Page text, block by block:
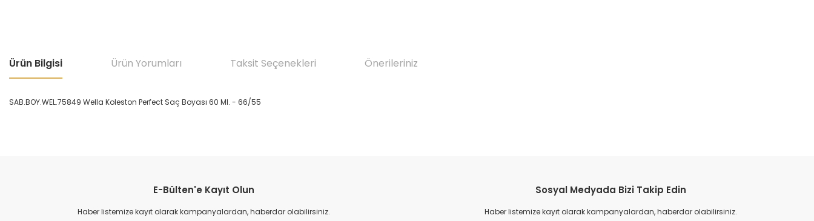
Ürün Bilgisi Ürün Yorumları Taksit Seçenekleri Önerileriniz
SAB.BOY.WEL.75849 Wella Koleston Perfect Saç Boyası 60 Ml. - 66/55
Ürün resmi kalitesiz, bozuk veya görüntülenemiyor.
Ürün açıklamasında eksik bilgiler bulunuyor.
E-Bülten'e Kayıt Olun
Haber listemize kayıt olarak kampanyalardan, haberdar olabilirsiniz.
Sosyal Medyada Bizi Takip Edin
Haber listemize kayıt olarak kampanyalardan, haberdar olabilirsiniz.